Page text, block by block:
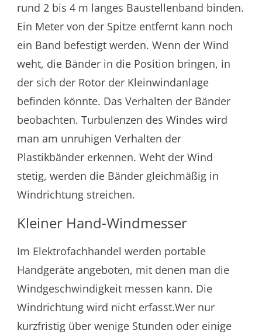
rund 2 bis 4 m langes Baustellenband binden.
Ein Meter von der Spitze entfernt kann noch
ein Band befestigt werden. Wenn der Wind
weht, die Bänder in die Position bringen, in
der sich der Rotor der Kleinwindanlage
befinden könnte. Das Verhalten der Bänder
beobachten. Turbulenzen des Windes wird
man am unruhigen Verhalten der
Plastikbänder erkennen. Weht der Wind
stetig, werden die Bänder gleichmäßig in
Windrichtung streichen.
Kleiner Hand-Windmesser
Im Elektrofachhandel werden portable
Handgeräte angeboten, mit denen man die
Windgeschwindigkeit messen kann. Die
Windrichtung wird nicht erfasst.Wer nur
kurzfristig über wenige Stunden oder einige